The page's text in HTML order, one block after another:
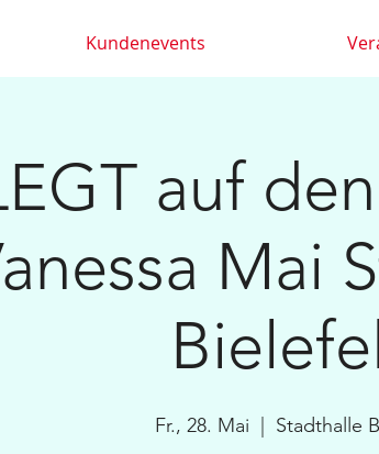
Kundenevents
auf
Mai
Fr., 28. Mai Stadthalle